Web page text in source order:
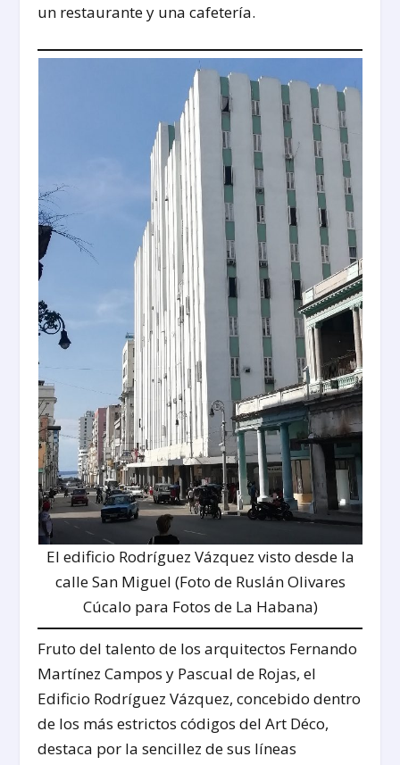
un restaurante y una cafetería.
El edificio Rodríguez Vázquez visto desde la
calle San Miguel (Foto de Ruslán Olivares
Cúcalo para Fotos de La Habana)
Fruto del talento de los arquitectos Fernando
Martínez Campos y Pascual de Rojas, el
Edificio Rodríguez Vázquez, concebido dentro
de los más estrictos códigos del Art Déco,
destaca por la sencillez de sus líneas